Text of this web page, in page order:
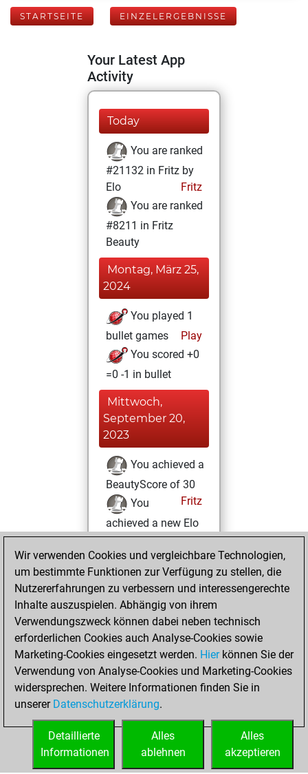
STARTSEITE EINZELERGEBNISSE
Your Latest App
Activity
Today
You are ranked
#21132 in Fritz by
Elo
Fritz
You are ranked
#8211 in Fritz
Beauty
Montag, März 25,
2024
You played 1
bullet games
Play
You scored +0
=0 -1 in bullet
Mittwoch,
September 20,
2023
You achieved a
BeautyScore of 30
Fritz
You
achieved a new Elo
of 1548
You played 6
blitz games
Play
=0 -6 in blitz
Montag,
September 18,
2023
You created
your Fritz account
Wir verwenden Cookies und vergleichbare Technologien,
um bestimmte Funktionen zur Verfügung zu stellen, die
Nutzererfahrungen zu verbessern und interessengerechte
Inhalte auszuspielen. Abhängig von ihrem
Verwendungszweck können dabei neben technisch
erforderlichen Cookies auch Analyse-Cookies sowie
Marketing-Cookies eingesetzt werden. Hierkönnen Sie der
Verwendung von Analyse-Cookies und Marketing-Cookies
widersprechen. Weitere Informationen finden Sie in
unserer Datenschutzerklärung.
Alles
akzeptieren
Alles
ablehnen
Detaillierte
Informationen